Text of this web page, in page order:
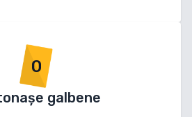
0
galbene